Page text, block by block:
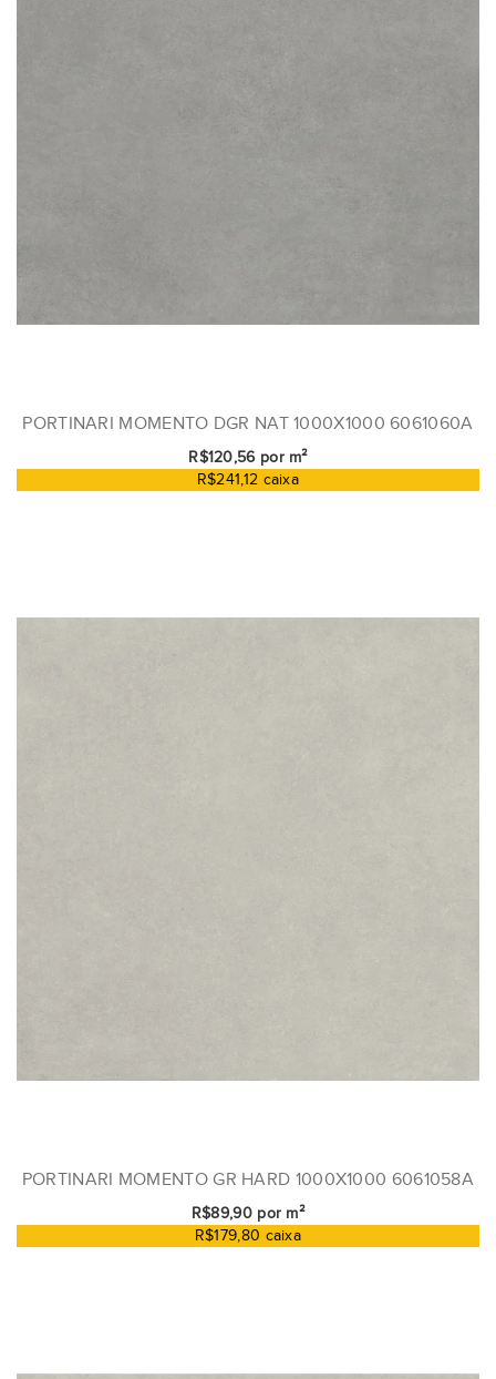
PORTINARI MOMENTO DGR NAT 1000X1000 6061060A
R$120,56 por m²
R$241,12 caixa
PORTINARI MOMENTO GR HARD 1000X1000 6061058A
R$89,90 por m²
R$179,80 caixa